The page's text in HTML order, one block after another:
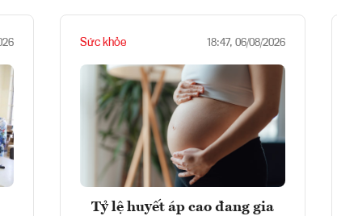
Sức khỏe 18:47, 06/08/2026
Tỷ lệ huyết áp cao đang gia